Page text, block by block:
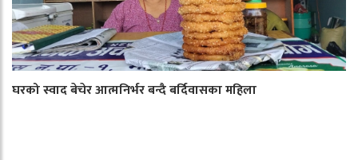
घरको स्वाद बेचेर आत्मनिर्भर बन्दै बर्दिवासका महिला